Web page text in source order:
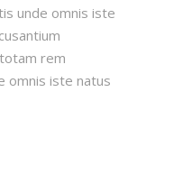
unde omnis iste
rem
omnis iste natus